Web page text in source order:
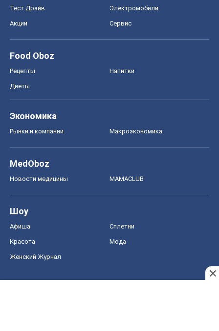
Тест Драйв Электромобили
Акции Сервис
Food Oboz
Рецепты Напитки
Диеты
Экономика
Рынки и компании Mакроэкономика
MedOboz
Новости медицины MAMACLUB
Шоу
Афиша Сплетни
Красота Мода
Женский Журнал